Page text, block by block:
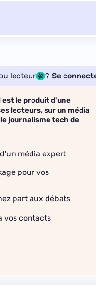
lecteur ? Se
est le produit d'une
lecteurs, sur un média
journalisme tech de
média expert
pour vos
part aux débats
vos contacts